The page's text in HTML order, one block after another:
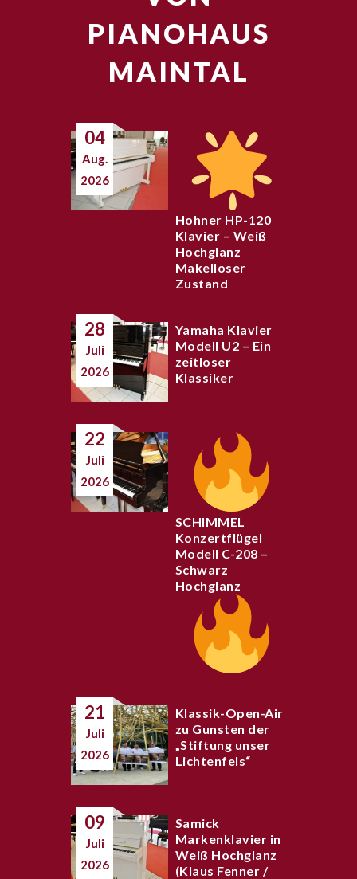
PIANOHAUS
MAINTAL
04
Aug.
2026
Hohner HP-120
Klavier – Weiß
Hochglanz
Makelloser
Zustand
28
Juli
2026
Yamaha Klavier
Modell U2 – Ein
zeitloser
Klassiker
22
Juli
2026
SCHIMMEL
Konzertflügel
Modell C-208 –
Schwarz
Hochglanz
21
Juli
2026
Klassik-Open-Air
zu Gunsten der
„Stiftung unser
Lichtenfels“
09
Juli
2026
Samick
Markenklavier in
Weiß Hochglanz
(Klaus Fenner /